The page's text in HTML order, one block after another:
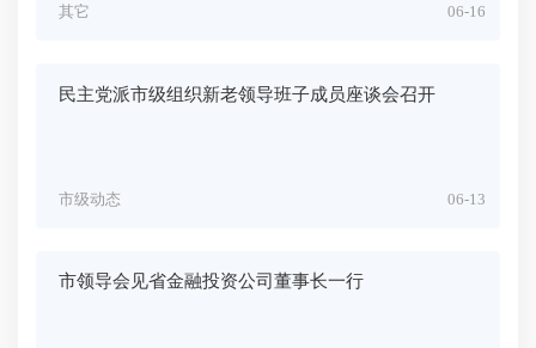
06-16
其它
民主党派市级组织新老领导班子成员座谈会召开
06-13
市级动态
市领导会见省金融投资公司董事长一行